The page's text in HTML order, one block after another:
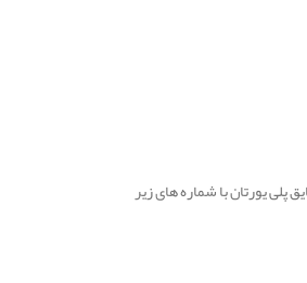
پلی یورتان با شماره های زیر